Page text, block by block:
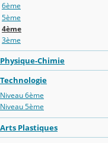
6ème
5ème
4ème
3ème
Physique-Chimie
Technologie
Niveau 6ème
Niveau 5ème
Arts Plastiques